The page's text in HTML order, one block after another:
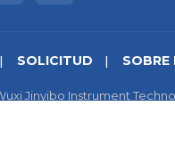
SOLICITUD SOBRE
Jinyibo Instrument